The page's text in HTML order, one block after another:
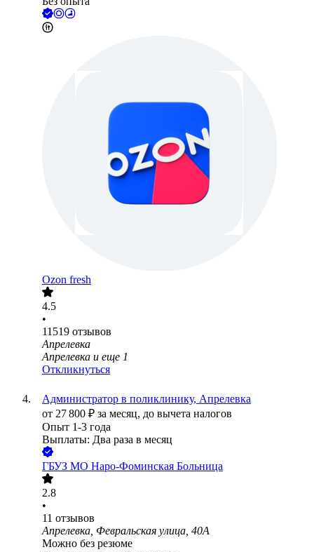
Ozon fresh
4.5
•
11519 отзывов
Апрелевка
Апрелевка и еще 1
Откликнуться
Администратор в поликлинику, Апрелевка
от 27 800 ₽ за месяц, до вычета налогов
Опыт 1-3 года
Выплаты: Два раза в месяц
ГБУЗ МО Наро-Фоминская Больница
2.8
•
11 отзывов
Апрелевка, Февральская улица, 40А
Можно без резюме